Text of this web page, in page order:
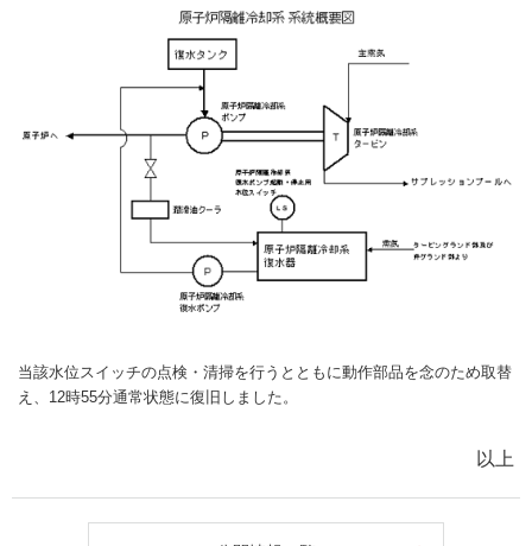
当該水位スイッチの点検・清掃を行うとともに動作部品を念のため取替
え、12時55分通常状態に復旧しました。
以上